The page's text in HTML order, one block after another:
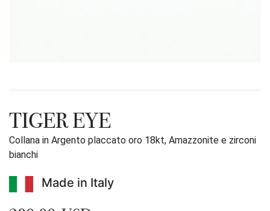
TIGER EYE
Collana in Argento placcato oro 18kt, Amazzonite e zirconi
bianchi
Made in Italy